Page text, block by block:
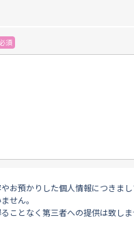
須
お預かりした個人情報につきま
せん。
ことなく第三者への提供は致し